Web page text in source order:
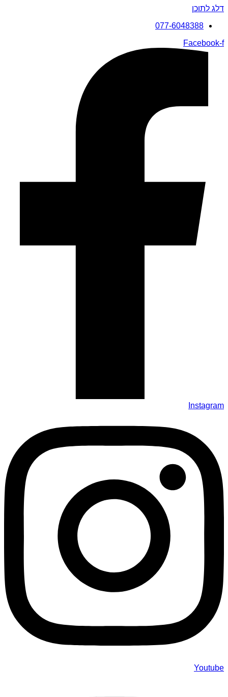
דלג לתוכן
077-6048388
Facebook-f
Instagram
Youtube